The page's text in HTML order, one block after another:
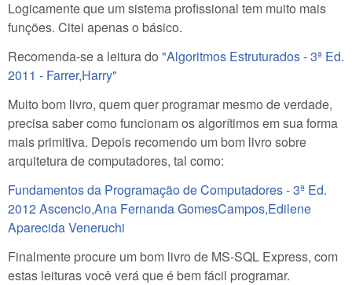
Logicamente que um sistema profissional tem muito mais
funções. Citei apenas o básico.
Recomenda-se a leitura do "Algoritmos Estruturados - 3ª Ed.
2011 - Farrer,Harry"
Muito bom livro, quem quer programar mesmo de verdade,
precisa saber como funcionam os algorítimos em sua forma
mais primitiva. Depois recomendo um bom livro sobre
arquitetura de computadores, tal como:
Fundamentos da Programação de Computadores - 3ª Ed.
2012 Ascencio,Ana Fernanda GomesCampos,Edilene
Aparecida Veneruchi
Finalmente procure um bom livro de MS-SQL Express, com
estas leituras você verá que é bem fácil programar.